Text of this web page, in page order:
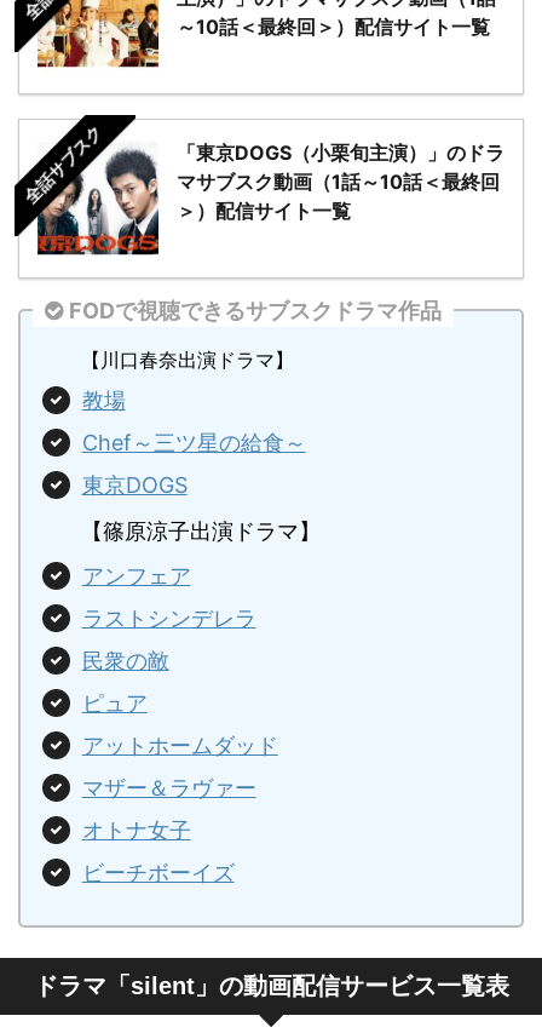
～10話＜最終回＞）配信サイト一覧
全話サブスク
「東京DOGS（小栗旬主演）」のドラ
マサブスク動画（1話～10話＜最終回
＞）配信サイト一覧
FODで視聴できるサブスクドラマ作品
【川口春奈出演ドラマ】
教場
Chef～三ツ星の給食～
東京DOGS
【篠原涼子出演ドラマ】
アンフェア
ラストシンデレラ
民衆の敵
ピュア
アットホームダッド
マザー＆ラヴァー
オトナ女子
ビーチボーイズ
ドラマ「silent」の動画配信サービス一覧表